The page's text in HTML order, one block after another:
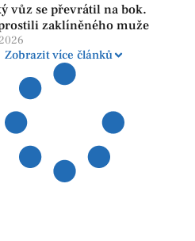
vůz se převrátil na bok.
zaklíněného muže
Zobrazit více článků